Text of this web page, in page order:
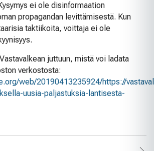
ei ole disinformaation
propagandan levittämisestä. Kun
taktiikoita, voittaja ei ole
juttuun, mistä voi ladata
verkostosta:
web/20190413235924/https://
uusia-paljastuksia-lantisesta-